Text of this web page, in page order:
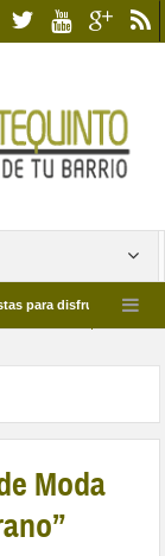
del deporte
Moda